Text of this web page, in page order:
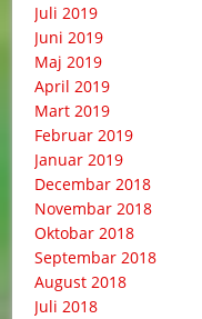
Juli 2019
Juni 2019
Maj 2019
April 2019
Mart 2019
Februar 2019
Januar 2019
Decembar 2018
Novembar 2018
Oktobar 2018
Septembar 2018
August 2018
Juli 2018